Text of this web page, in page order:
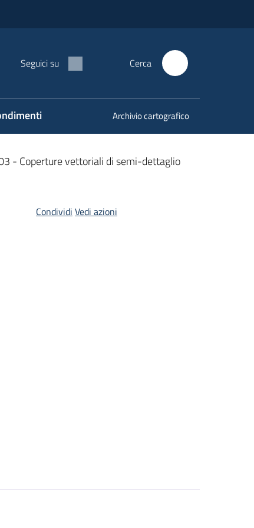
Seguici su Cerca
Archivio cartografico
- Coperture vettoriali di semi-dettaglio
Condividi Vedi azioni